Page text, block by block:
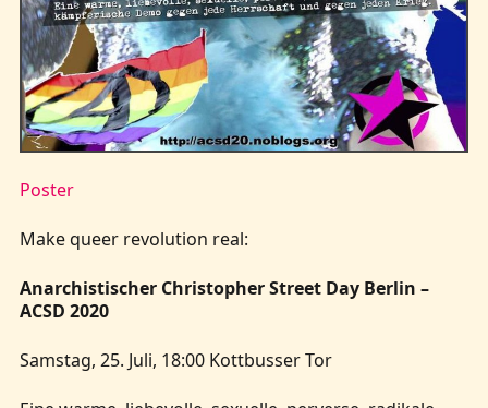
Kontakt
Poster
Make queer revolution real:
Anarchistischer Christopher Street Day Berlin –
ACSD 2020
Samstag, 25. Juli, 18:00 Kottbusser Tor